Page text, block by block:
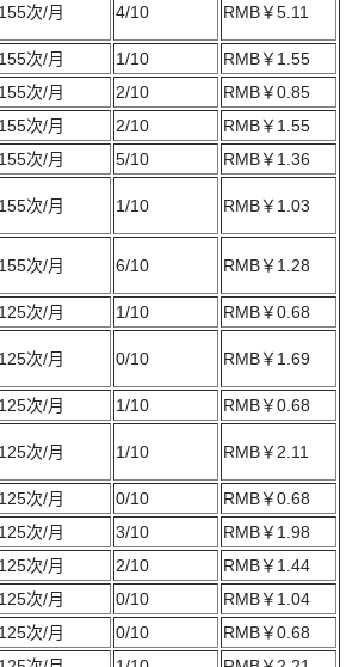
155次/月 4/10 RMB￥5.11
155次/月 1/10
RMB￥1.55
155次/月 2/10
RMB￥0.85
155次/月 2/10
RMB￥1.55
155次/月 5/10
RMB￥1.36
155次/月 1/10 RMB￥1.03
155次/月 6/10 RMB￥1.28
125次/月 1/10
RMB￥0.68
125次/月 0/10 RMB￥1.69
125次/月 1/10
RMB￥0.68
125次/月 1/10 RMB￥2.11
125次/月 0/10
RMB￥0.68
125次/月 3/10
RMB￥1.98
125次/月 2/10
RMB￥1.44
125次/月 0/10
RMB￥1.04
125次/月 0/10
RMB￥0.68